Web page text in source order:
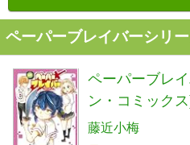
ペーパーブレイバーシリ
ペーパーブレ
ン・コミック
藤近小梅